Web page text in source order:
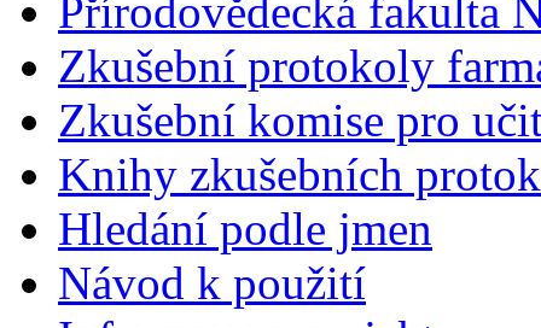
Přírodovědecká fakulta
Zkušební protokoly
Zkušební komise pro
Knihy zkušebních
Hledání podle jmen
Návod k použití